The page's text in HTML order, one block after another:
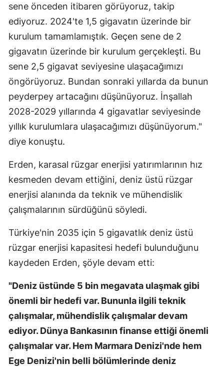
sene önceden itibaren görüyoruz, takip
ediyoruz. 2024'te 1,5 gigavatın üzerinde bir
kurulum tamamlamıştık. Geçen sene de 2
gigavatın üzerinde bir kurulum gerçekleşti. Bu
sene 2,5 gigavat seviyesine ulaşacağımızı
öngörüyoruz. Bundan sonraki yıllarda da bunun
peyderpey artacağını düşünüyoruz. İnşallah
2028-2029 yıllarında 4 gigavatlar seviyesinde
yıllık kurulumlara ulaşacağımızı düşünüyorum."
diye konuştu.
Erden, karasal rüzgar enerjisi yatırımlarının hız
kesmeden devam ettiğini, deniz üstü rüzgar
enerjisi alanında da teknik ve mühendislik
çalışmalarının sürdüğünü söyledi.
Türkiye'nin 2035 için 5 gigavatlık deniz üstü
rüzgar enerjisi kapasitesi hedefi bulunduğunu
kaydeden Erden, şöyle devam etti:
"Deniz üstünde 5 bin megavata ulaşmak gibi
önemli bir hedefi var. Bununla ilgili teknik
çalışmalar, mühendislik çalışmalar devam
ediyor. Dünya Bankasının finanse ettiği önemli
çalışmalar var. Hem Marmara Denizi'nde hem
Ege Denizi'nin belli bölümlerinde deniz